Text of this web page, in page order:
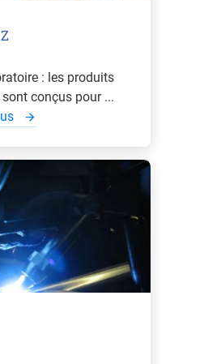
: les produits
conçus pour ...